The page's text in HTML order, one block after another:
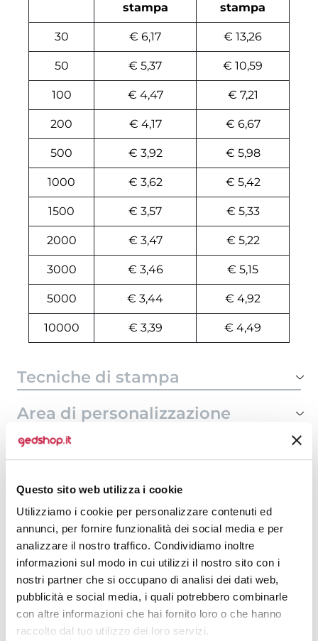
Questo sito web utilizza i cookie
Utilizziamo i cookie per personalizzare contenuti ed
annunci, per fornire funzionalità dei social media e per
analizzare il nostro traffico. Condividiamo inoltre
informazioni sul modo in cui utilizzi il nostro sito con i
nostri partner che si occupano di analisi dei dati web,
pubblicità e social media, i quali potrebbero combinarle
con altre informazioni che hai fornito loro o che hanno
raccolto dal tuo utilizzo dei loro servizi.
stampa
stampa
30 € 6,17 € 13,26
50 € 5,37 € 10,59
100 € 4,47 € 7,21
200 € 4,17 € 6,67
500 € 3,92 € 5,98
1000 € 3,62 € 5,42
1500 € 3,57 € 5,33
2000 € 3,47 € 5,22
3000 € 3,46 € 5,15
5000 € 3,44 € 4,92
10000 € 3,39 € 4,49
Tecniche di stampa
Area di personalizzazione
Domande e risposte
Prodotti alternativi